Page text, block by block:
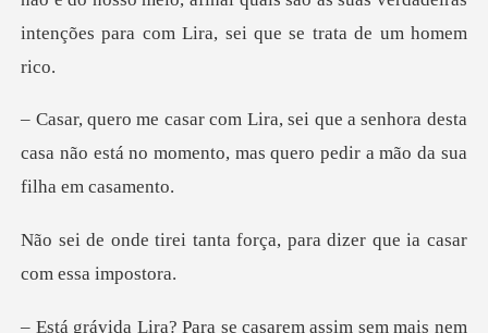
senhora desta
casa não está no momento, mas
a força, para dizer que ia
m assim sem mais nem